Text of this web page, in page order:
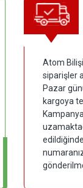
Atom
siparişler
Pazar
kargoya